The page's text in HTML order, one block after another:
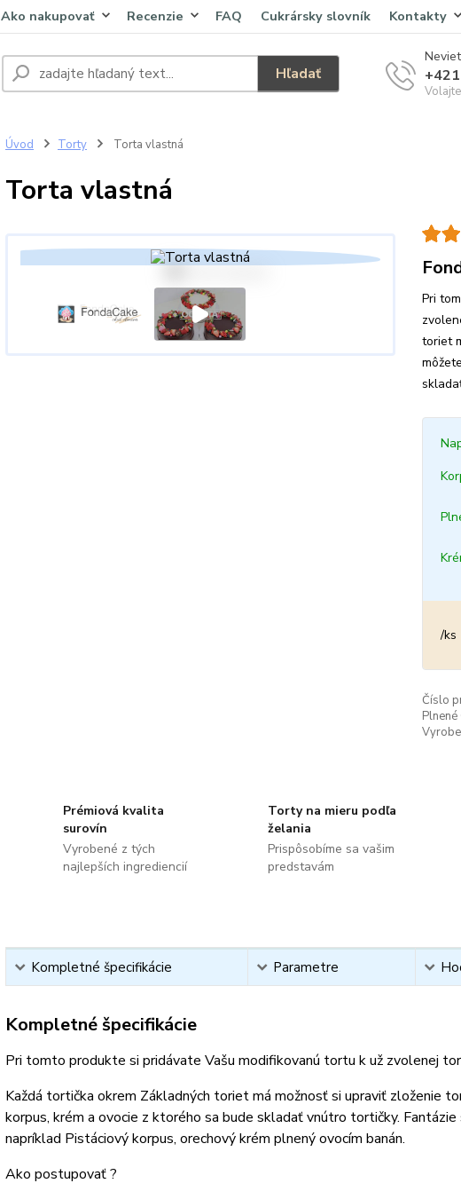
Ako nakupovať Recenzie FAQ Cukrársky slovník Kontakty
Hľadať
Úvod Torty Torta vlastná
Torta vlastná
Pri
toriet
/ks
Číslo
Prémiová kvalita
surovín
Vyrobené z tých
najlepších ingrediencií
Torty na mieru podľa
želania
Prispôsobíme sa vašim
predstavám
Kompletné špecifikácie Parametre
Kompletné špecifikácie
Pri tomto produkte si pridávate Vašu modifikovanú tortu k už zvolenej
Každá tortička okrem Základných toriet má možnosť si upraviť zloženie
korpus, krém a ovocie z ktorého sa bude skladať vnútro tortičky.
napríklad Pistáciový korpus, orechový krém plnený ovocím banán.
Ako postupovať ?